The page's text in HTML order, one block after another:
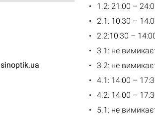
sinoptik.ua
1.2: 21:00 –
2.1: 10:30 –
2.2:10:30 –
3.1: не
3.2: не
4.1: 14:00 –
4.2: 14:00 –
5.1: не